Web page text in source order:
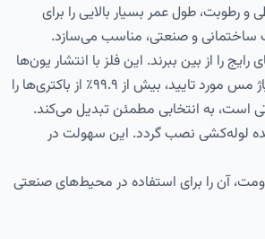
رطوبت، طول عمر بسیار بالایی را برای
ساختمانی و صنعتی، مناسب می‌سازد.
را از بین ببرند. این فلز با انتشار یون‌ها
به دیواره سلولی میکروب‌ها آسیب می‌رساند و باعث تجزیه آن‌ها می‌شود. در واقع، طبق اطلاعات منتشر شده توسط آژانس حفاظت از محیط زیست (EPA)، سطوح آلیاژ مس مورد تایید، بیش از ۹۹.۹٪ از باکتری‌ها را
است، به انتخابی مطمئن تبدیل می‌کند.
لوله‌کشی نصب گردد. این سهولت در
آن را برای استفاده در محیط‌های صنعتی